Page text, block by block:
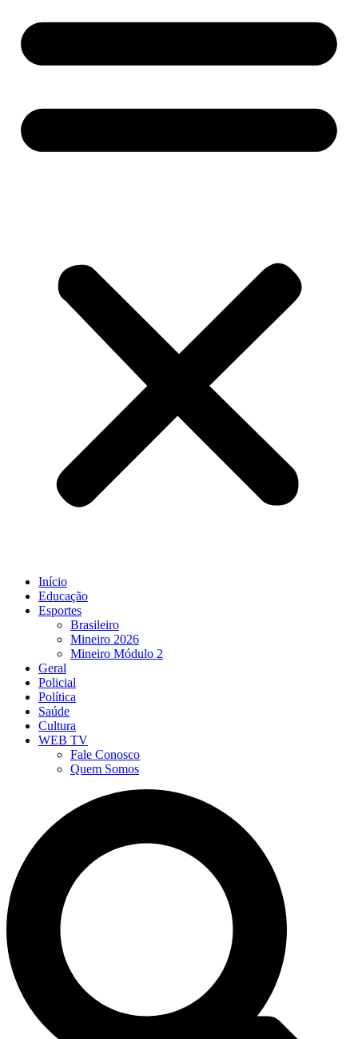
Início
Educação
Esportes
Brasileiro
Mineiro 2026
Mineiro Módulo 2
Geral
Policial
Política
Saúde
Cultura
WEB TV
Fale Conosco
Quem Somos